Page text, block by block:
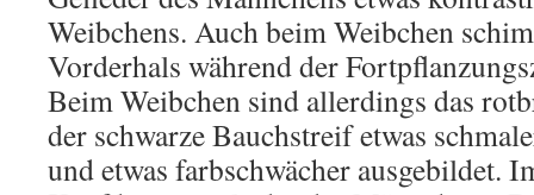
Weibchens. Auch beim Weibchen
Vorderhals während der
Beim Weibchen sind allerdings das
der schwarze Bauchstreif etwas
und etwas farbschwächer ausgebildet.